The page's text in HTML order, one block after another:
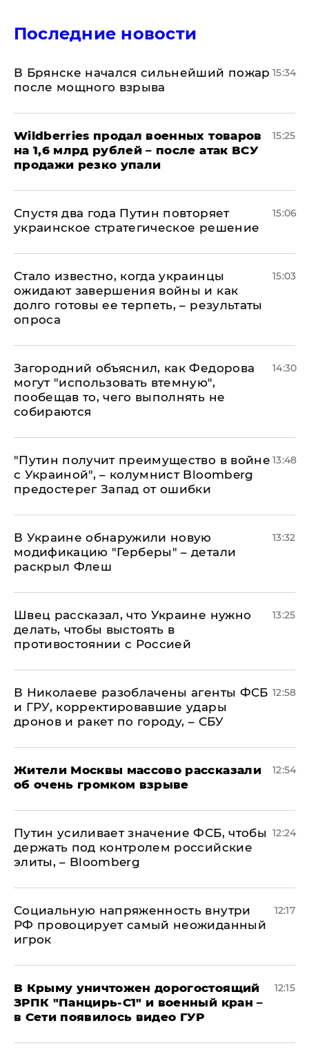
Последние новости
В Брянске начался сильнейший пожар
после мощного взрыва
15:34
​Wildberries продал военных товаров
на 1,6 млрд рублей – после атак ВСУ
продажи резко упали
15:25
Спустя два года Путин повторяет
украинское стратегическое решение
15:06
Стало известно, когда украинцы
ожидают завершения войны и как
долго готовы ее терпеть, – результаты
опроса
15:03
Загородний объяснил, как Федорова
могут "использовать втемную",
пообещав то, чего выполнять не
собираются
14:30
"Путин получит преимущество в войне
с Украиной", – колумнист Bloomberg
предостерег Запад от ошибки
13:48
В Украине обнаружили новую
модификацию "Герберы" – детали
раскрыл Флеш
13:32
Швец рассказал, что Украине нужно
делать, чтобы выстоять в
противостоянии с Россией
13:25
В Николаеве разоблачены агенты ФСБ
и ГРУ, корректировавшие удары
дронов и ракет по городу, – СБУ
12:58
Жители Москвы массово рассказали
об очень громком взрыве
12:54
Путин усиливает значение ФСБ, чтобы
держать под контролем российские
элиты, – Bloomberg
12:24
Социальную напряженность внутри
РФ провоцирует самый неожиданный
игрок
12:17
В Крыму уничтожен дорогостоящий
ЗРПК "Панцирь-С1" и военный кран –
в Сети появилось видео ГУР
12:15